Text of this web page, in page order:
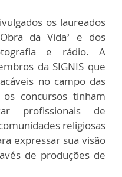
os laureados
da Vida’ e dos
e rádio. A
da SIGNIS que
no campo das
os concursos tinham
profissionais de
religiosas
expressar sua visão
de produções de